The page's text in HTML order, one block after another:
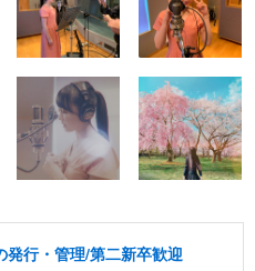
行・管理/第二新卒歓迎